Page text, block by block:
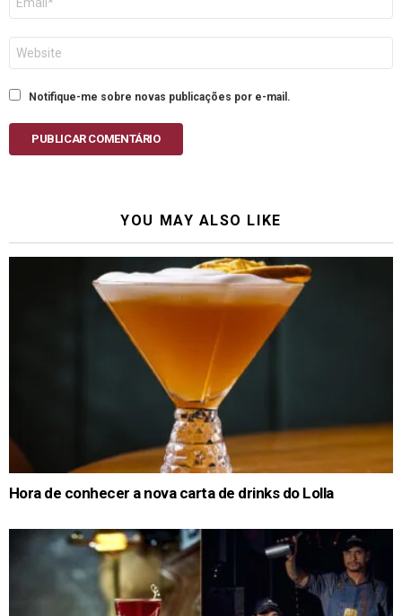
mail
Notifique-me sobre novas publicações por e-mail.
PUBLICAR COMENTÁRIO
YOU MAY ALSO LIKE
Hora de conhecer a nova carta de drinks do Lolla